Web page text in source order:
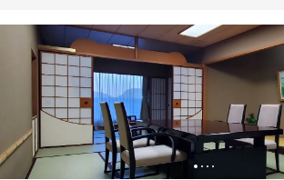
二食付き 現地決済可 事前決済可
IN 15:00 -
ポイント即利用で
2名
【お部屋食】「国産天然鱧懐石」～夏の
1 2 3 4